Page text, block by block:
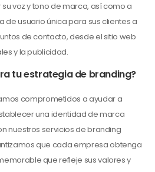
voz y tono de marca, así como a
de usuario única para sus clientes a
de contacto, desde el sitio web
y la publicidad.
tu estrategia de branding?
comprometidos a ayudar a
una identidad de marca
nuestros servicios de branding
que cada empresa obtenga
que refleje sus valores y